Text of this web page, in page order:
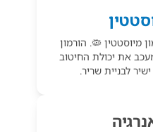
מיוסטטין 🦠. הורמון
את יכולת החיטוב
לבניית שריר.